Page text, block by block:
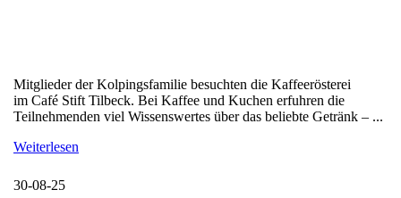
Mitglieder der Kolpingsfamilie besuchten die Kaffeerösterei
im Café Stift Tilbeck. Bei Kaffee und Kuchen erfuhren die
Teilnehmenden viel Wissenswertes über das beliebte Getränk – ...
Weiterlesen
30-08-25